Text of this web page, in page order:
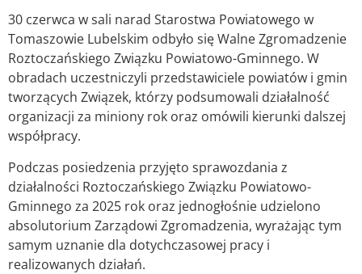
30 czerwca w sali narad Starostwa Powiatowego w
Tomaszowie Lubelskim odbyło się Walne Zgromadzenie
Roztoczańskiego Związku Powiatowo-Gminnego. W
obradach uczestniczyli przedstawiciele powiatów i gmin
tworzących Związek, którzy podsumowali działalność
organizacji za miniony rok oraz omówili kierunki dalszej
współpracy.
Podczas posiedzenia przyjęto sprawozdania z
działalności Roztoczańskiego Związku Powiatowo-
Gminnego za 2025 rok oraz jednogłośnie udzielono
absolutorium Zarządowi Zgromadzenia, wyrażając tym
samym uznanie dla dotychczasowej pracy i
realizowanych działań.